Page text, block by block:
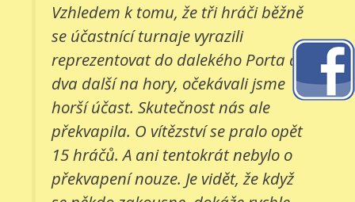
Vzhledem k tomu, že tři hráči běžně
se účastnící turnaje vyrazili
reprezentovat do dalekého Porta a
dva další na hory, očekávali jsme
horší účast. Skutečnost nás ale
překvapila. O vítězství se pralo opět
15 hráčů. A ani tentokrát nebylo o
překvapení nouze. Je vidět, že když